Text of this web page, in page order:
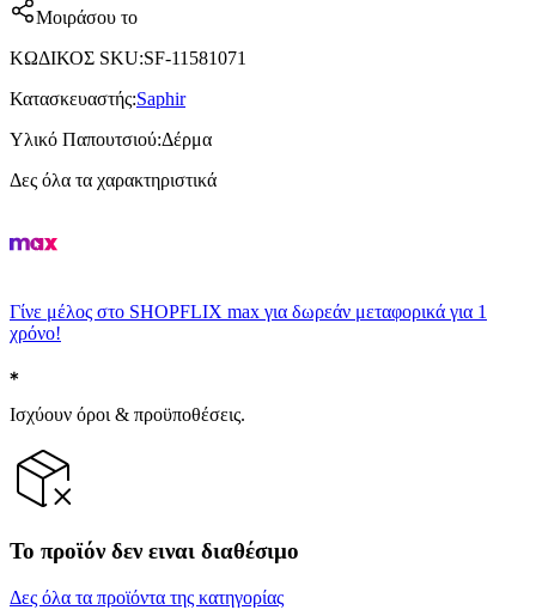
Μοιράσου το
ΚΩΔΙΚΟΣ SKU:SF-11581071
Κατασκευαστής:Saphir
Υλικό Παπουτσιού:Δέρμα
Δες όλα τα χαρακτηριστικά
Γίνε μέλος στο SHOPFLIX max για δωρεάν μεταφορικά για 1
χρόνο!
Ισχύουν όροι & προϋποθέσεις.
Το προϊόν δεν ειναι διαθέσιμο
Δες όλα τα προϊόντα της κατηγορίας